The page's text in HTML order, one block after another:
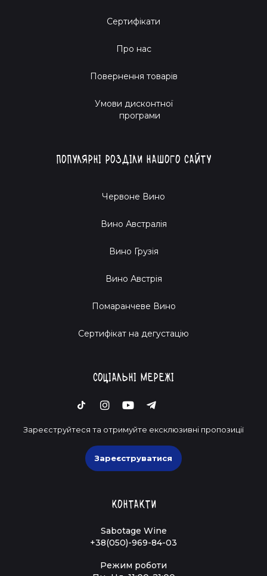
Сертифікати
Про нас
Повернення товарів
Умови дисконтної
програми
Популярні розділи нашого сайту
Червоне Вино
Вино Австралія
Вино Грузія
Вино Австрія
Помаранчеве Вино
Cертифікат на дегустацію
Соціальні мережі
Зареєструйтеся та отримуйте ексклюзивні пропозиції
Зареєструватися
Контакти
Sabotage Wine
+38(050)-969-84-03
Режим роботи